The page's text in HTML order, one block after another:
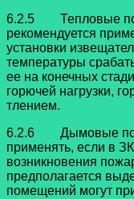
6.2.5 Тепловые
рекомендуется
установки
температуры
ее на конечных
горючей нагрузки,
тлением.
6.2.6 Дымовые
применять, если в
возникновения
предполагается
помещений могут